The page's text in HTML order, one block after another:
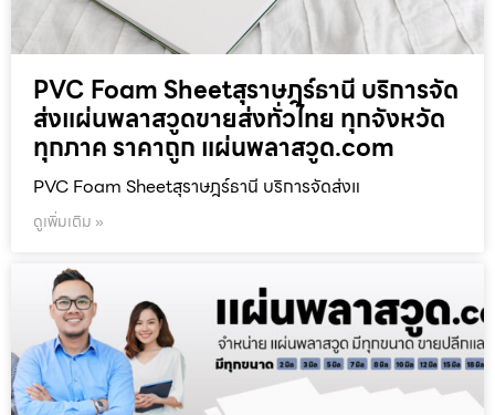
PVC Foam Sheetสุราษฎร์ธานี บริการจัด
ส่งแผ่นพลาสวูดขายส่งทั่วไทย ทุกจังหวัด
ทุกภาค ราคาถูก แผ่นพลาสวูด.com
PVC Foam Sheetสุราษฎร์ธานี บริการจัดส่งแ
ดูเพิ่มเติม »